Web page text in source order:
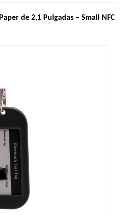
de 2,1 Pulgadas – Small NFC